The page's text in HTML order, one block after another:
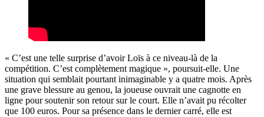
« C’est une telle surprise d’avoir Loïs à ce niveau-là de la
compétition. C’est complètement magique », poursuit-elle. Une
situation qui semblait pourtant inimaginable y a quatre mois. Après
une grave blessure au genou, la joueuse ouvrait une cagnotte en
ligne pour soutenir son retour sur le court. Elle n’avait pu récolter
que 100 euros. Pour sa présence dans le dernier carré, elle est